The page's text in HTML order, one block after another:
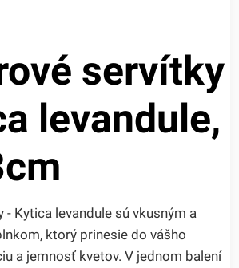
servítky
levandule,
- Kytica levandule sú vkusným a
ktorý prinesie do vášho
a jemnosť kvetov. V jednom balení